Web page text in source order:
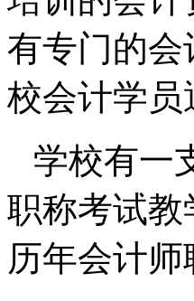
有专门的
校会计学员
学校有一
职称考试
历年会计